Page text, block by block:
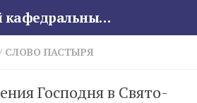
Свято-Троицкий кафедральный собор
СЛОВО ПАСТЫРЯ
Господня в Свято-